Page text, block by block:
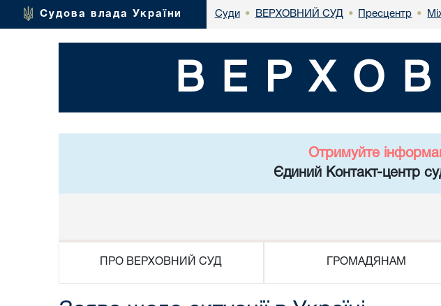
Судова влада України Суди • ВЕРХОВНИЙ СУД • Пресцентр •
Отримуйте
Єдиний Контакт-центр
ПРО ВЕРХОВНИЙ СУД ГРОМАДЯНАМ